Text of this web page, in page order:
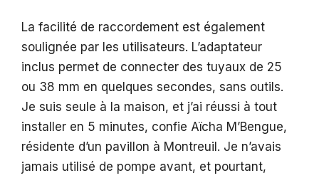
La facilité de raccordement est également
soulignée par les utilisateurs. L’adaptateur
inclus permet de connecter des tuyaux de 25
ou 38 mm en quelques secondes, sans outils.
Je suis seule à la maison, et j’ai réussi à tout
installer en 5 minutes, confie Aïcha M’Bengue,
résidente d’un pavillon à Montreuil. Je n’avais
jamais utilisé de pompe avant, et pourtant,